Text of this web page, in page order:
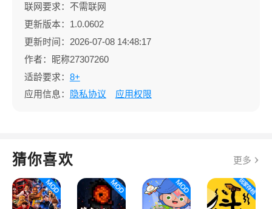
联网要求：不需联网
更新版本：1.0.0602
更新时间：2026-07-08 14:48:17
作者：昵称27307260
适龄要求： 8+
应用信息：
隐私协议 应用权限
猜你喜欢 更多